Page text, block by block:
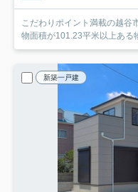
こだわりポイント満載の越谷
物面積が101.23平米以上ある
新築一戸建